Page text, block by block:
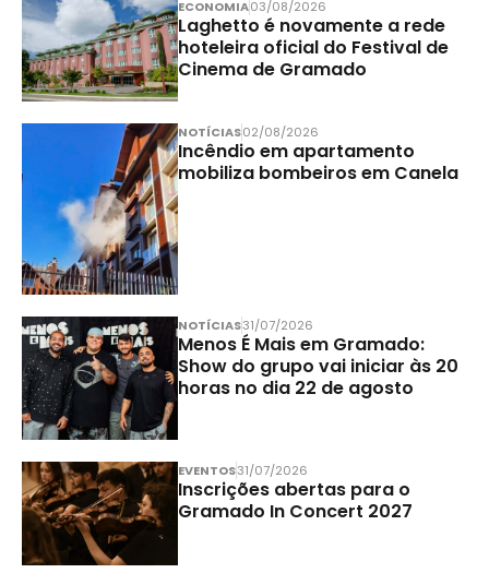
ECONOMIA03/08/2026
Laghetto é novamente a rede
hoteleira oficial do Festival de
Cinema de Gramado
NOTÍCIAS02/08/2026
Incêndio em apartamento
mobiliza bombeiros em Canela
NOTÍCIAS31/07/2026
Menos É Mais em Gramado:
Show do grupo vai iniciar às 20
horas no dia 22 de agosto
EVENTOS31/07/2026
Inscrições abertas para o
Gramado In Concert 2027